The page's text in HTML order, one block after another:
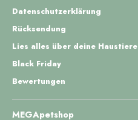
Datenschutzerklärung
Rücksendung
Lies alles über deine Haustiere
Black Friday
Bewertungen
MEGApetshop